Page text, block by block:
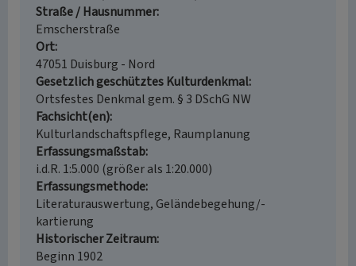
Straße / Hausnummer
Emscherstraße
Ort
47051 Duisburg - Nord
Gesetzlich geschütztes Kulturdenkmal
Ortsfestes Denkmal gem. § 3 DSchG NW
Fachsicht(en)
Kulturlandschaftspflege, Raumplanung
Erfassungsmaßstab
i.d.R. 1:5.000 (größer als 1:20.000)
Erfassungsmethode
Literaturauswertung, Geländebegehung/-
kartierung
Historischer Zeitraum
Beginn 1902